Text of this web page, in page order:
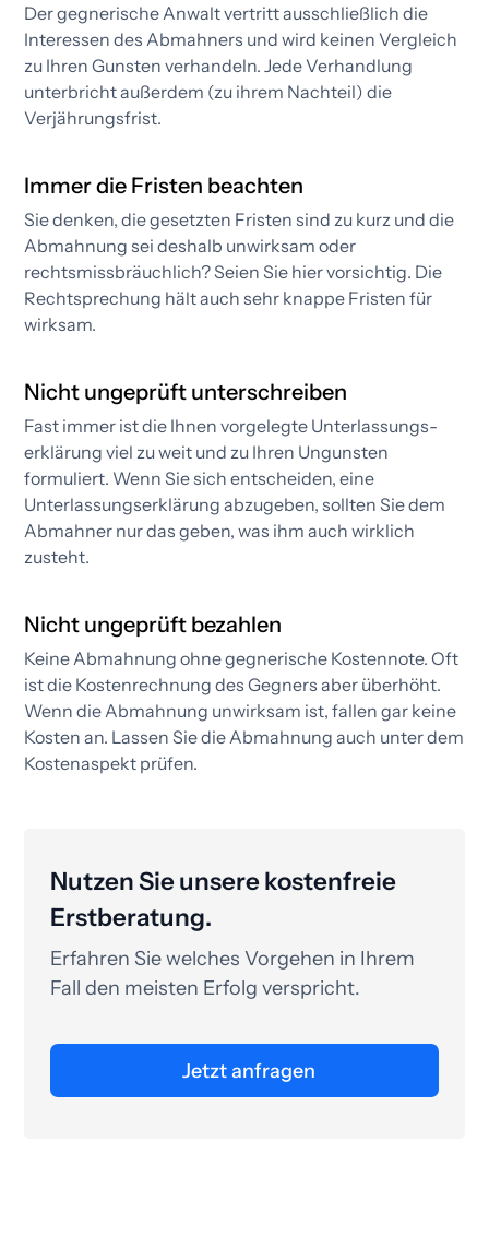
Der gegnerische Anwalt vertritt ausschließlich die
Interessen des Abmahners und wird keinen Vergleich
zu Ihren Gunsten verhandeln. Jede Verhandlung
unterbricht außerdem (zu ihrem Nachteil) die
Verjährungsfrist.​
Immer die Fristen beachten
Sie denken, die gesetzten Fristen sind zu kurz und die
Abmahnung sei deshalb unwirksam oder
rechtsmissbräuchlich? Seien Sie hier vorsichtig. Die
Rechtsprechung hält auch sehr knappe Fristen für
wirksam.
Nicht ungeprüft unterschreiben
Fast immer ist die Ihnen vorgelegte Unterlassungs­
erklärung viel zu weit und zu Ihren Ungunsten
formuliert. Wenn Sie sich entscheiden, eine
Unterlassungs­erklärung abzugeben, sollten Sie dem
Abmahner nur das geben, was ihm auch wirklich
zusteht.
Nicht ungeprüft bezahlen
Keine Abmahnung ohne gegnerische Kostennote. Oft
ist die Kostenrechnung des Gegners aber überhöht.
Wenn die Abmahnung unwirksam ist, fallen gar keine
Kosten an. Lassen Sie die Abmahnung auch unter dem
Kostenaspekt prüfen.​
Nutzen Sie unsere kostenfreie
Erstberatung.
Erfahren Sie welches Vorgehen in Ihrem
Fall den meisten Erfolg verspricht.
Jetzt anfragen